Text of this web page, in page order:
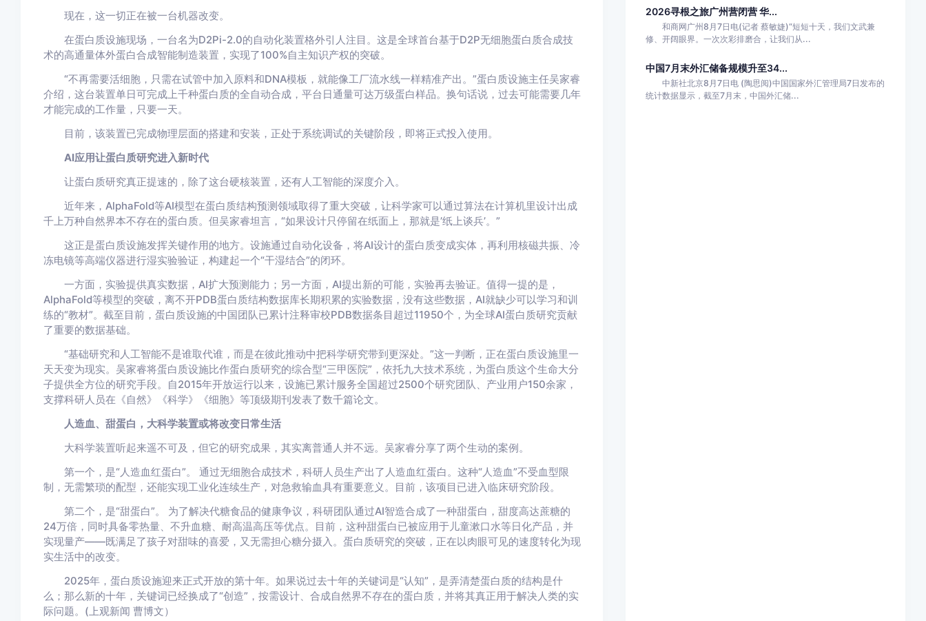
现在，这一切正在被一台机器改变。
在蛋白质设施现场，一台名为D2Pi-2.0的自动化装置格外引人注目。这是全球首台基于D2P无细胞蛋白质合成技
术的高通量体外蛋白合成智能制造装置，实现了100%自主知识产权的突破。
“不再需要活细胞，只需在试管中加入原料和DNA模板，就能像工厂流水线一样精准产出。”蛋白质设施主任吴家睿
介绍，这台装置单日可完成上千种蛋白质的全自动合成，平台日通量可达万级蛋白样品。换句话说，过去可能需要几年
才能完成的工作量，只要一天。
目前，该装置已完成物理层面的搭建和安装，正处于系统调试的关键阶段，即将正式投入使用。
AI应用让蛋白质研究进入新时代
让蛋白质研究真正提速的，除了这台硬核装置，还有人工智能的深度介入。
近年来，AlphaFold等AI模型在蛋白质结构预测领域取得了重大突破，让科学家可以通过算法在计算机里设计出成
千上万种自然界本不存在的蛋白质。但吴家睿坦言，“如果设计只停留在纸面上，那就是’纸上谈兵’。”
这正是蛋白质设施发挥关键作用的地方。设施通过自动化设备，将AI设计的蛋白质变成实体，再利用核磁共振、冷
冻电镜等高端仪器进行湿实验验证，构建起一个“干湿结合”的闭环。
一方面，实验提供真实数据，AI扩大预测能力；另一方面，AI提出新的可能，实验再去验证。值得一提的是，
AlphaFold等模型的突破，离不开PDB蛋白质结构数据库长期积累的实验数据，没有这些数据，AI就缺少可以学习和训
练的“教材”。截至目前，蛋白质设施的中国团队已累计注释审校PDB数据条目超过11950个，为全球AI蛋白质研究贡献
了重要的数据基础。
“基础研究和人工智能不是谁取代谁，而是在彼此推动中把科学研究带到更深处。”这一判断，正在蛋白质设施里一
天天变为现实。吴家睿将蛋白质设施比作蛋白质研究的综合型“三甲医院”，依托九大技术系统，为蛋白质这个生命大分
子提供全方位的研究手段。自2015年开放运行以来，设施已累计服务全国超过2500个研究团队、产业用户150余家，
支撑科研人员在《自然》《科学》《细胞》等顶级期刊发表了数千篇论文。
人造血、甜蛋白，大科学装置或将改变日常生活
大科学装置听起来遥不可及，但它的研究成果，其实离普通人并不远。吴家睿分享了两个生动的案例。
第一个，是“人造血红蛋白”。 通过无细胞合成技术，科研人员生产出了人造血红蛋白。这种“人造血”不受血型限
制，无需繁琐的配型，还能实现工业化连续生产，对急救输血具有重要意义。目前，该项目已进入临床研究阶段。
第二个，是“甜蛋白”。 为了解决代糖食品的健康争议，科研团队通过AI智造合成了一种甜蛋白，甜度高达蔗糖的
24万倍，同时具备零热量、不升血糖、耐高温高压等优点。目前，这种甜蛋白已被应用于儿童漱口水等日化产品，并
实现量产——既满足了孩子对甜味的喜爱，又无需担心糖分摄入。蛋白质研究的突破，正在以肉眼可见的速度转化为现
实生活中的改变。
2025年，蛋白质设施迎来正式开放的第十年。如果说过去十年的关键词是“认知”，是弄清楚蛋白质的结构是什
么；那么新的十年，关键词已经换成了“创造”，按需设计、合成自然界不存在的蛋白质，并将其真正用于解决人类的实
际问题。(上观新闻 曹博文）
2026寻根之旅广州营闭营 华...
和商网广州8月7日电(记者 蔡敏婕)“短短十天，我们文武兼
修、开阔眼界。一次次彩排磨合，让我们从...
中国7月末外汇储备规模升至34...
中新社北京8月7日电 (陶思阅)中国国家外汇管理局7日发布的
统计数据显示，截至7月末，中国外汇储...